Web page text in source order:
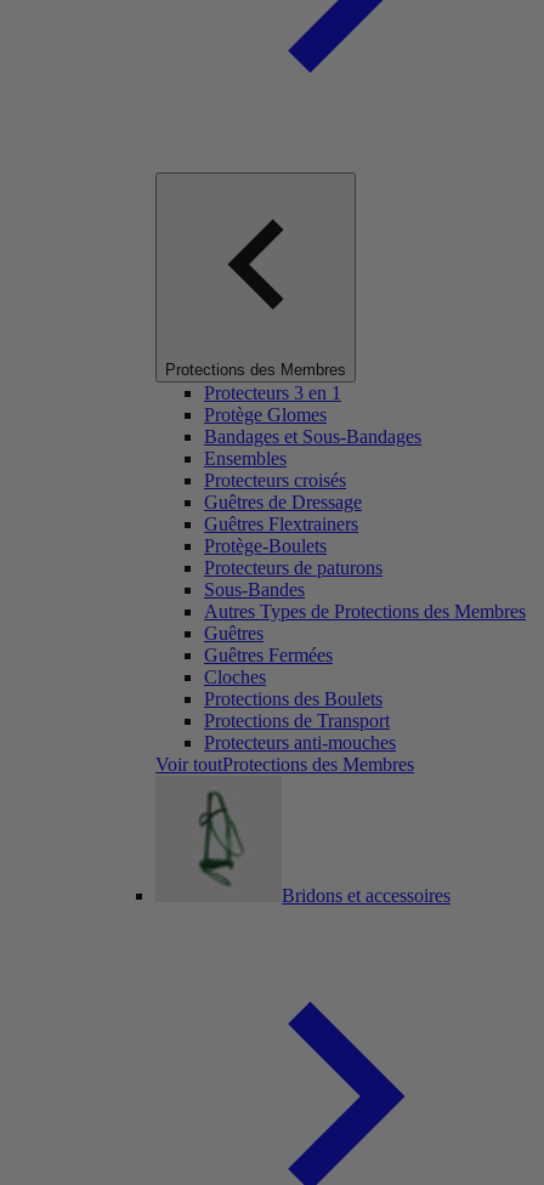
Protections des Membres
Protecteurs 3 en 1
Protège Glomes
Bandages et Sous-Bandages
Ensembles
Protecteurs croisés
Guêtres de Dressage
Guêtres Flextrainers
Protège-Boulets
Protecteurs de paturons
Sous-Bandes
Autres Types de Protections des Membres
Guêtres
Guêtres Fermées
Cloches
Protections des Boulets
Protections de Transport
Protecteurs anti-mouches
Voir toutProtections des Membres
Bridons et accessoires